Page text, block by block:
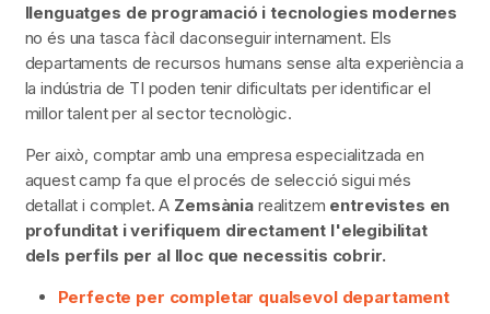
llenguatges de programació i tecnologies modernes
no és una tasca fàcil daconseguir internament. Els
departaments de recursos humans sense alta experiència a
la indústria de TI poden tenir dificultats per identificar el
millor talent per al sector tecnològic.
Per això, comptar amb una empresa especialitzada en
aquest camp fa que el procés de selecció sigui més
detallat i complet. A Zemsània realitzem entrevistes en
profunditat i verifiquem directament l'elegibilitat
dels perfils per al lloc que necessitis cobrir.
Perfecte per completar qualsevol departament